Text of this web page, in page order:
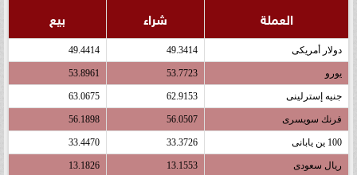
العملة شراء بيع
دولار أمريكى 49.3414
49.4414
يورو 53.7723
53.8961
جنيه إسترلينى 62.9153
63.0675
فرنك سويسرى 56.0507
56.1898
100 ين يابانى 33.3726
33.4470
ريال سعودى 13.1553
13.1826